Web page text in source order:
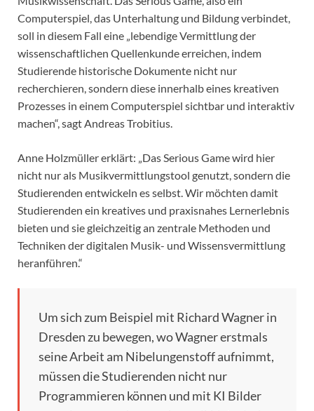
Computerspiel, das Unterhaltung und Bildung verbindet,
soll in diesem Fall eine „lebendige Vermittlung der
wissenschaftlichen Quellenkunde erreichen, indem
Studierende historische Dokumente nicht nur
recherchieren, sondern diese innerhalb eines kreativen
Prozesses in einem Computerspiel sichtbar und interaktiv
machen“, sagt Andreas Trobitius.
Anne Holzmüller erklärt: „Das Serious Game wird hier
nicht nur als Musikvermittlungstool genutzt, sondern die
Studierenden entwickeln es selbst. Wir möchten damit
Studierenden ein kreatives und praxisnahes Lernerlebnis
bieten und sie gleichzeitig an zentrale Methoden und
Techniken der digitalen Musik- und Wissensvermittlung
heranführen.“
Um sich zum Beispiel mit Richard Wagner in
Dresden zu bewegen, wo Wagner erstmals
seine Arbeit am Nibelungenstoff aufnimmt,
müssen die Studierenden nicht nur
Programmieren können und mit KI Bilder